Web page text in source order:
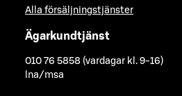
Alla försäljningstjänster
Ägarkundtjänst
010 76 5858 (vardagar kl. 9-16)
lna/msa